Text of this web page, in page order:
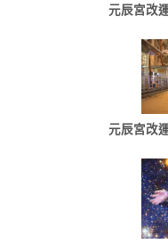
元辰宮改
元辰宮改